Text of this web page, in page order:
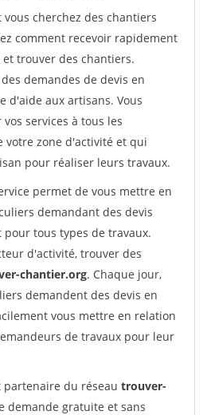
cherchez des chantiers
comment recevoir rapidement
trouver des chantiers.
demandes de devis en
d'aide aux artisans. Vous
services à tous les
votre zone d'activité et qui
pour réaliser leurs travaux.
permet de vous mettre en
demandant des devis
tous types de travaux.
d'activité, trouver des
chantier.org. Chaque jour,
demandent des devis en
vous mettre en relation
de travaux pour leur
partenaire du réseau trouver-
demande gratuite et sans